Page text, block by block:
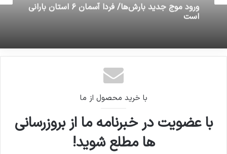
ورود موج جدید بارش‌ها/ فردا آسمان ۶ استان بارانی
است
با خرید محصول از ما
با عضویت در خبرنامه ما از بروزرسانی
ها مطلع شوید!